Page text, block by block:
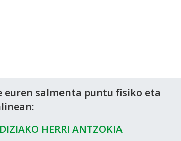
euren salmenta puntu fisiko eta
HERRI ANTZOKIA